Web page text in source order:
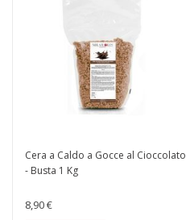
Cera a Caldo a Gocce al Cioccolato
- Busta 1 Kg
8,90 €